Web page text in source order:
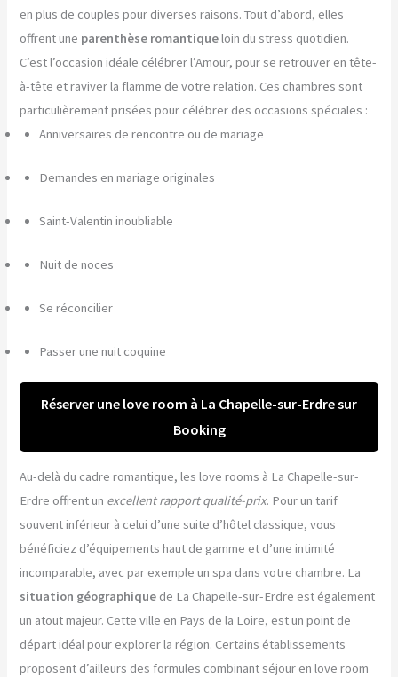
en plus de couples pour diverses raisons. Tout d’abord, elles
offrent une parenthèse romantiqueloin du stress quotidien.
C’est l’occasion idéale célébrer l’Amour, pour se retrouver en tête-
à-tête et raviver la flamme de votre relation. Ces chambres sont
particulièrement prisées pour célébrer des occasions spéciales :
Anniversaires de rencontre ou de mariage
Demandes en mariage originales
Saint-Valentin inoubliable
Nuit de noces
Se réconcilier
Passer une nuit coquine
Réserver une love room à La Chapelle-sur-Erdre sur
Booking
Au-delà du cadre romantique, les love rooms à La Chapelle-sur-
Erdre offrent un excellent rapport qualité-prix. Pour un tarif
souvent inférieur à celui d’une suite d’hôtel classique, vous
bénéficiez d’équipements haut de gamme et d’une intimité
incomparable, avec par exemple un spa dans votre chambre. La
situation géographique de La Chapelle-sur-Erdre est également
un atout majeur. Cette ville en Pays de la Loire, est un point de
départ idéal pour explorer la région. Certains établissements
proposent d’ailleurs des formules combinant séjour en love room